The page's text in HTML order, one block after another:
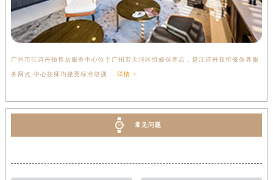
广州市江诗丹顿售后服务中心位于广州市天河区维修保养店，是江诗丹顿维修保养服
务网点,中心技师均接受标准培训.... 详情 >
常见问题